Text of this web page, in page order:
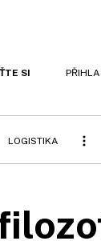
SI
LOGISTIKA